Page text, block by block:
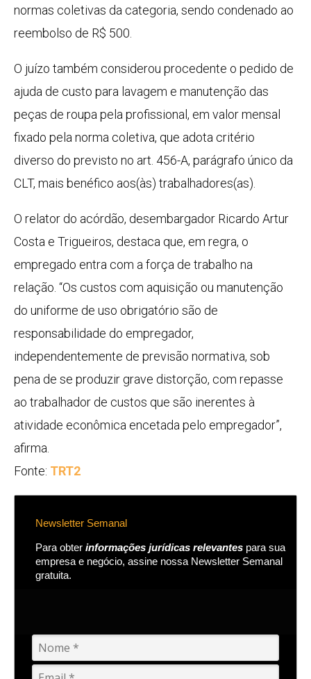
normas coletivas da categoria, sendo condenado ao
reembolso de R$ 500.
O juízo também considerou procedente o pedido de
ajuda de custo para lavagem e manutenção das
peças de roupa pela profissional, em valor mensal
fixado pela norma coletiva, que adota critério
diverso do previsto no art. 456-A, parágrafo único da
CLT, mais benéfico aos(às) trabalhadores(as).
O relator do acórdão, desembargador Ricardo Artur
Costa e Trigueiros, destaca que, em regra, o
empregado entra com a força de trabalho na
relação. “Os custos com aquisição ou manutenção
do uniforme de uso obrigatório são de
responsabilidade do empregador,
independentemente de previsão normativa, sob
pena de se produzir grave distorção, com repasse
ao trabalhador de custos que são inerentes à
atividade econômica encetada pelo empregador”,
afirma.
Fonte: TRT2
Newsletter Semanal
Para obter informações jurídicas relevantes para sua
empresa e negócio, assine nossa Newsletter Semanal
gratuita.